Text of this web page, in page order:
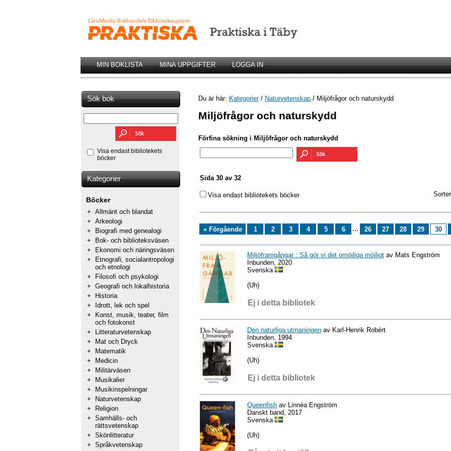
MIN BOKLISTA MINA UPPGIFTER LOGGA IN
Sök bok
Visa endast bibliotekets
böcker
Kategorier
Böcker
+ Allmänt och blandat
+ Arkeologi
+
Biografi med genealogi
+
Bok- och biblioteksväsen
+
Ekonomi och näringsväsen
+
Etnografi, socialantropologi
och etnologi
+
Filosofi och psykologi
+ Geografi och lokalhistoria
+
Historia
+
Idrott, lek och spel
+
Konst, musik, teater, film
och fotokonst
+
Litteraturvetenskap
+
Mat och Dryck
+
Matematik
+
Medicin
+
Militärväsen
+
Musikalier
+
Musikinspelningar
+
Naturvetenskap
+
Religion
+ Samhälls- och
rättsvetenskap
+ Skönlitteratur
+ Språkvetenskap
Du är här: Kategorier/ Naturvetenskap / Miljöfrågor och naturskydd
Miljöfrågor och naturskydd
Förfina sökning i Miljöfrågor och naturskydd
Sida 30 av 32
Visa endast bibliotekets böcker
« Förgående 1 2 3 4 5 6 ... 26 27 28 29 30
Miljöframgångar : Så gör vi det omöjliga möjligt av Mats Engström
Inbunden, 2020
Svenska
(Uh)
Ej i detta bibliotek
Den naturliga utmaningen av Karl-Henrik Robèrt
Inbunden, 1994
Svenska
(Uh)
Ej i detta bibliotek
Queenfish av Linnéa Engström
Danskt band, 2017
Svenska
(Uh)